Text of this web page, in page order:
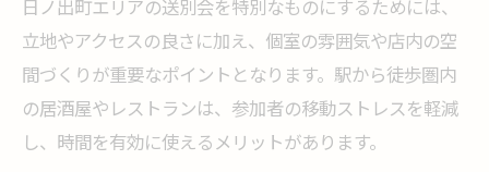
日ノ出町エリアの送別会を特別なものにするためには、
立地やアクセスの良さに加え、個室の雰囲気や店内の空
間づくりが重要なポイントとなります。駅から徒歩圏内
の居酒屋やレストランは、参加者の移動ストレスを軽減
し、時間を有効に使えるメリットがあります。